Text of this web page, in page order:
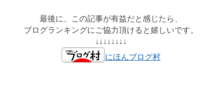
最後に、この記事が有益だと感じたら、
ブログランキングにご協力頂けると嬉しいです。
↓↓↓↓↓↓↓↓
にほんブログ村